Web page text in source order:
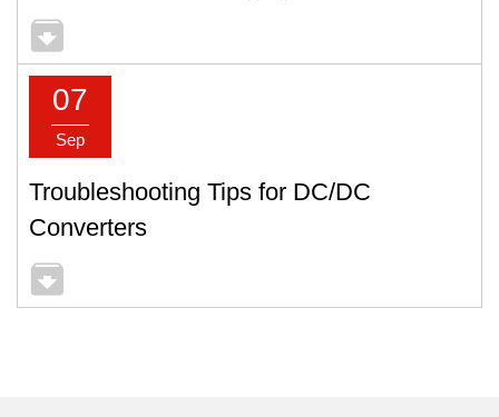
07
Sep
Troubleshooting Tips for DC/DC
Converters